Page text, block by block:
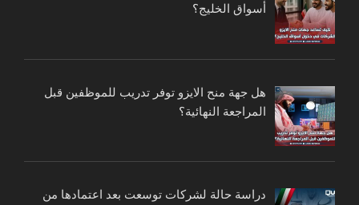
أسواق الخليج؟
هل جهة منح الايزو توفر تدريب للموظفين قبل
المراجعة النهائية؟
دراسة حالة لشركات توسعت بعد اعتمادها من